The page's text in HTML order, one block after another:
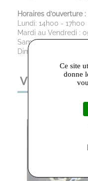
Horaires d’ouverture :
Lundi: 14h00 - 17h00
Mardi au Vendredi :
Samedi: 09h30 -
Dimanche : Fermé
VOUS
Ce site
donne